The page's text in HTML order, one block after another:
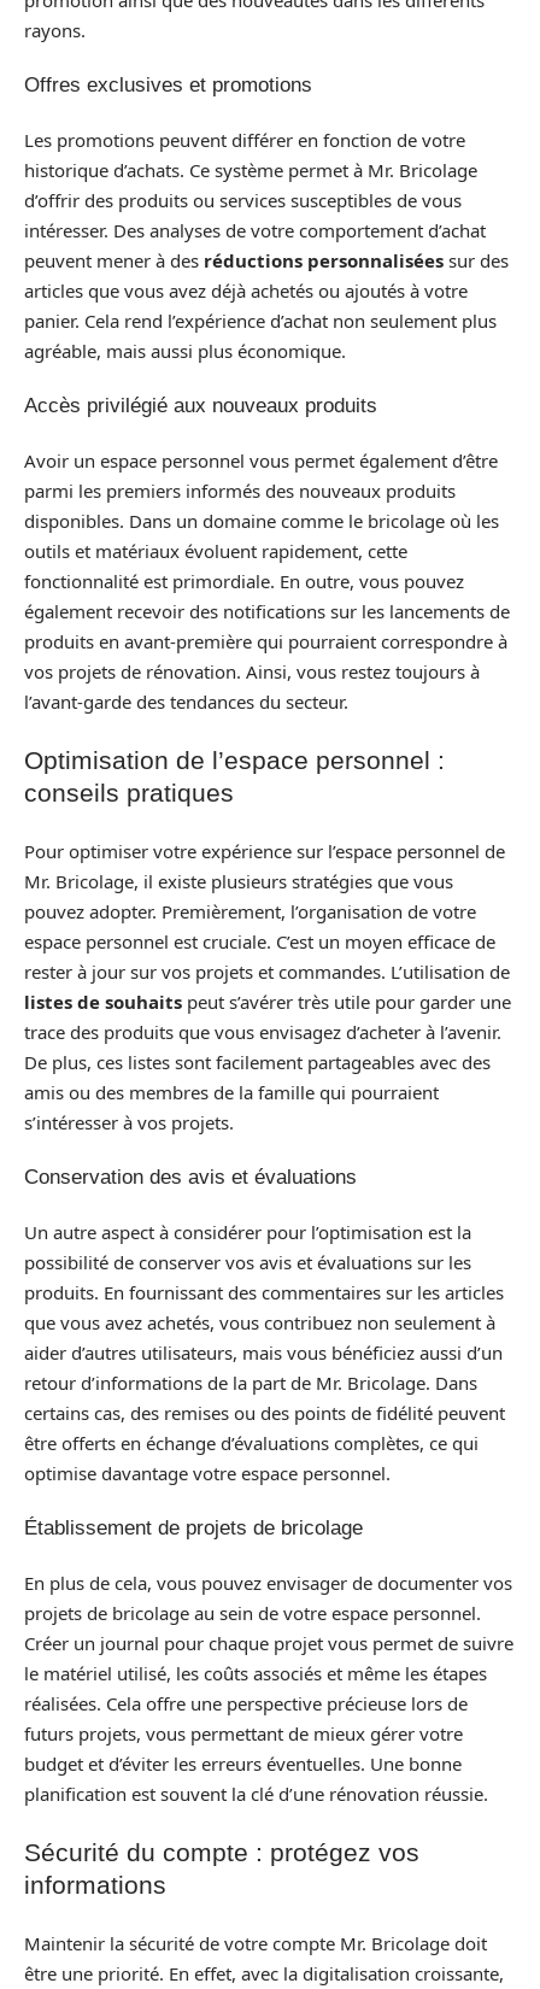
rayons.
Offres exclusives et promotions
Les promotions peuvent différer en fonction de votre
historique d’achats. Ce système permet à Mr. Bricolage
d’offrir des produits ou services susceptibles de vous
intéresser. Des analyses de votre comportement d’achat
peuvent mener à des réductions personnalisées sur des
articles que vous avez déjà achetés ou ajoutés à votre
panier. Cela rend l’expérience d’achat non seulement plus
agréable, mais aussi plus économique.
Accès privilégié aux nouveaux produits
Avoir un espace personnel vous permet également d’être
parmi les premiers informés des nouveaux produits
disponibles. Dans un domaine comme le bricolage où les
outils et matériaux évoluent rapidement, cette
fonctionnalité est primordiale. En outre, vous pouvez
également recevoir des notifications sur les lancements de
produits en avant-première qui pourraient correspondre à
vos projets de rénovation. Ainsi, vous restez toujours à
l’avant-garde des tendances du secteur.
Optimisation de l’espace personnel :
conseils pratiques
Pour optimiser votre expérience sur l’espace personnel de
Mr. Bricolage, il existe plusieurs stratégies que vous
pouvez adopter. Premièrement, l’organisation de votre
espace personnel est cruciale. C’est un moyen efficace de
rester à jour sur vos projets et commandes. L’utilisation de
listes de souhaits peut s’avérer très utile pour garder une
trace des produits que vous envisagez d’acheter à l’avenir.
De plus, ces listes sont facilement partageables avec des
amis ou des membres de la famille qui pourraient
s’intéresser à vos projets.
Conservation des avis et évaluations
Un autre aspect à considérer pour l’optimisation est la
possibilité de conserver vos avis et évaluations sur les
produits. En fournissant des commentaires sur les articles
que vous avez achetés, vous contribuez non seulement à
aider d’autres utilisateurs, mais vous bénéficiez aussi d’un
retour d’informations de la part de Mr. Bricolage. Dans
certains cas, des remises ou des points de fidélité peuvent
être offerts en échange d’évaluations complètes, ce qui
optimise davantage votre espace personnel.
Établissement de projets de bricolage
En plus de cela, vous pouvez envisager de documenter vos
projets de bricolage au sein de votre espace personnel.
Créer un journal pour chaque projet vous permet de suivre
le matériel utilisé, les coûts associés et même les étapes
réalisées. Cela offre une perspective précieuse lors de
futurs projets, vous permettant de mieux gérer votre
budget et d’éviter les erreurs éventuelles. Une bonne
planification est souvent la clé d’une rénovation réussie.
Sécurité du compte : protégez vos
informations
Maintenir la sécurité de votre compte Mr. Bricolage doit
être une priorité. En effet, avec la digitalisation croissante,